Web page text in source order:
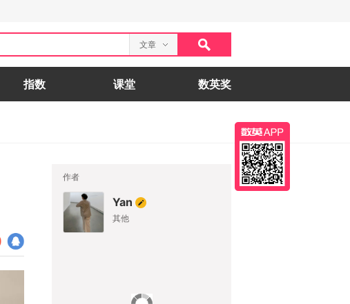
文章
指数 课堂 数英奖
作者
Yan
其他